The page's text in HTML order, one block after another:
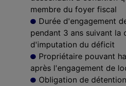
membre du foyer fiscal
Durée d'engagement
pendant 3 ans suivant la
d'imputation du déficit
Propriétaire pouvant
après l'engagement de
Obligation de